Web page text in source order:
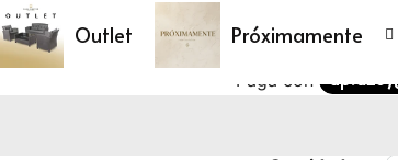
Outlet Próximamente
venta